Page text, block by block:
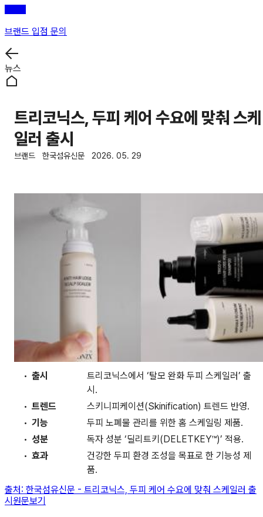
브랜드 입점 문의
뉴스
트리코닉스, 두피 케어 수요에 맞춰 스케
일러 출시
브랜드 한국섬유신문 2026. 05. 29
출시
트리코닉스에서 ‘탈모 완화 두피 스케일러’ 출
시.
트렌드
스키니피케이션(Skinification) 트렌드 반영.
기능
두피 노폐물 관리를 위한 홈 스케일링 제품.
성분
독자 성분 ‘딜리트키(DELETKEY™)’ 적용.
효과
건강한 두피 환경 조성을 목표로 한 기능성 제
품.
출처: 한국섬유신문 - 트리코닉스, 두피 케어 수요에 맞춰 스케일러 출
시 원문보기